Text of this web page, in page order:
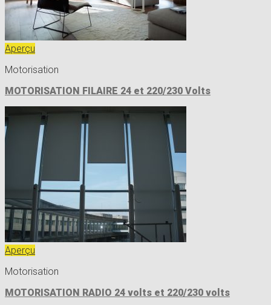
Aperçu
Motorisation
MOTORISATION FILAIRE 24 et 220/230 Volts
Aperçu
Motorisation
MOTORISATION RADIO 24 volts et 220/230 volts